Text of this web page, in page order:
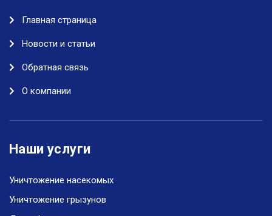
Главная страница
Новости и статьи
Обратная связь
О компании
Наши услуги
Уничтожение насекомых
Уничтожение грызунов